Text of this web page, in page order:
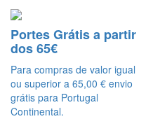
Portes Grátis a partir
dos 65€
Para compras de valor igual
ou superior a 65,00 € envio
grátis para Portugal
Continental.